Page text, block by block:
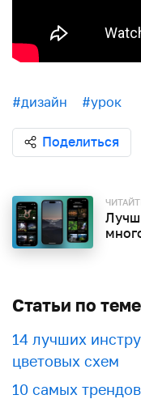
#дизайн #урок
Поделиться
Статьи по теме
​​14 лучших
цветовых схем
10 самых